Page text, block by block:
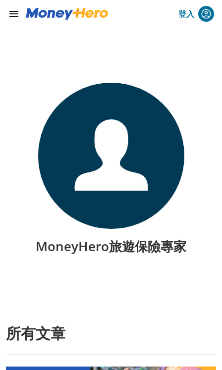
menu 登入
MoneyHero旅遊保險專家
所有文章